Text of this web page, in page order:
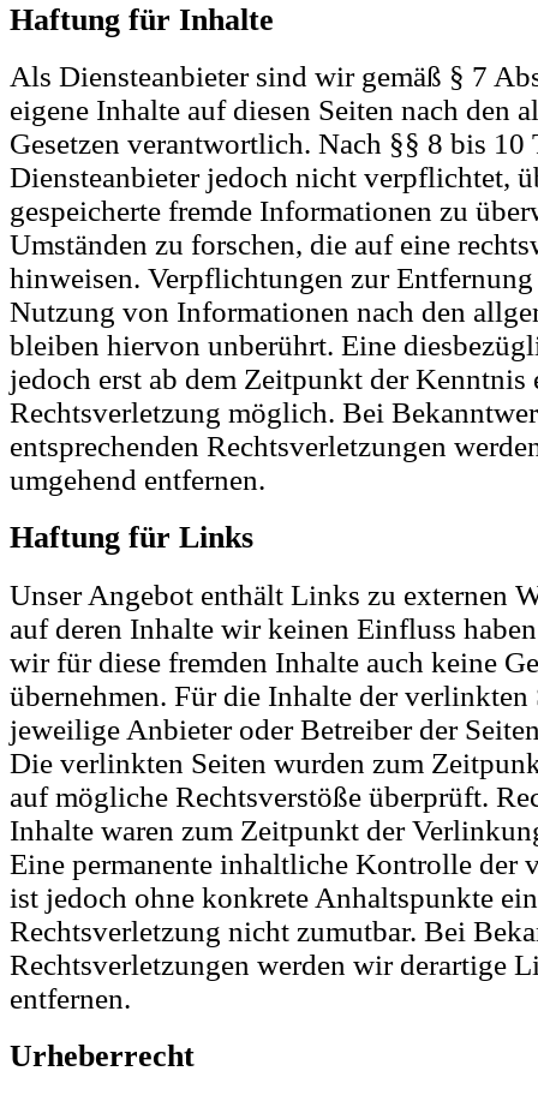
Haftung für Inhalte
Als Diensteanbieter sind wir gemäß § 7
eigene Inhalte auf diesen Seiten nach den
Gesetzen verantwortlich. Nach §§ 8 bis
Diensteanbieter jedoch nicht verpflichtet,
gespeicherte fremde Informationen zu
Umständen zu forschen, die auf eine
hinweisen. Verpflichtungen zur
Nutzung von Informationen nach den
bleiben hiervon unberührt. Eine
jedoch erst ab dem Zeitpunkt der Kenntnis
Rechtsverletzung möglich. Bei
entsprechenden Rechtsverletzungen
umgehend entfernen.
Haftung für Links
Unser Angebot enthält Links zu externen
auf deren Inhalte wir keinen Einfluss
wir für diese fremden Inhalte auch keine
übernehmen. Für die Inhalte der verlinkten
jeweilige Anbieter oder Betreiber der
Die verlinkten Seiten wurden zum
auf mögliche Rechtsverstöße überprüft.
Inhalte waren zum Zeitpunkt der
Eine permanente inhaltliche Kontrolle der
ist jedoch ohne konkrete Anhaltspunkte
Rechtsverletzung nicht zumutbar. Bei
Rechtsverletzungen werden wir derartige
entfernen.
Urheberrecht